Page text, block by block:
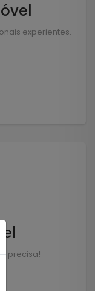
experientes.
precisa!